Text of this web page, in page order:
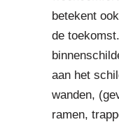
betekent
de
aan het
wanden,
ramen,